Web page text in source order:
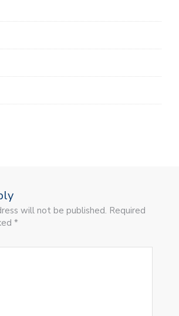
will not be published. Required
*